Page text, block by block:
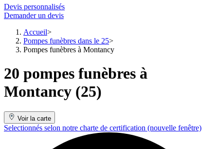
Devis personnalisés
Demander un devis
Accueil
Pompes funèbres dans le 25
Pompes funèbres à Montancy
20 pompes funèbres à
Montancy (25)
Voir la carte
Selectionnés selon notre charte de certification (nouvelle fenêtre)